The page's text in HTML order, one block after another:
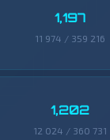
1,197
11 974 / 359 216
1,202
12 024 / 360 731